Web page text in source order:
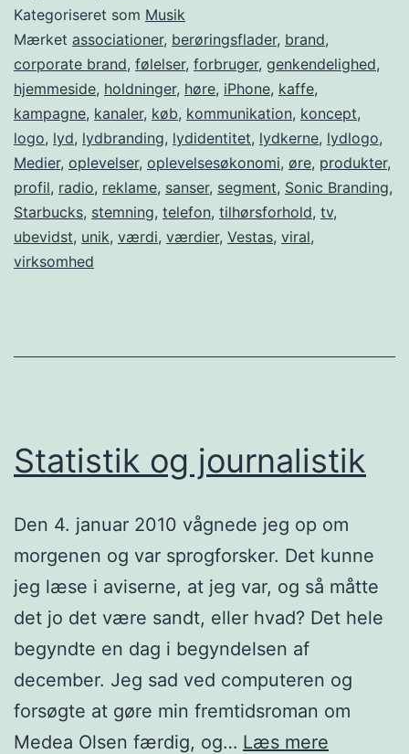
Kategoriseret som Musik
Mærket associationer, berøringsflader, brand,
corporate brand, følelser, forbruger, genkendelighed,
hjemmeside, holdninger, høre, iPhone, kaffe,
kampagne, kanaler, køb, kommunikation, koncept,
logo, lyd, lydbranding, lydidentitet, lydkerne, lydlogo,
Medier, oplevelser, oplevelsesøkonomi, øre, produkter,
profil, radio, reklame, sanser, segment, Sonic Branding,
Starbucks, stemning, telefon, tilhørsforhold, tv,
ubevidst, unik, værdi, værdier, Vestas, viral,
virksomhed
Statistik og journalistik
Den 4. januar 2010 vågnede jeg op om
morgenen og var sprogforsker. Det kunne
jeg læse i aviserne, at jeg var, og så måtte
det jo det være sandt, eller hvad? Det hele
begyndte en dag i begyndelsen af
december. Jeg sad ved computeren og
forsøgte at gøre min fremtidsroman om
Medea Olsen færdig, og… Læs mere